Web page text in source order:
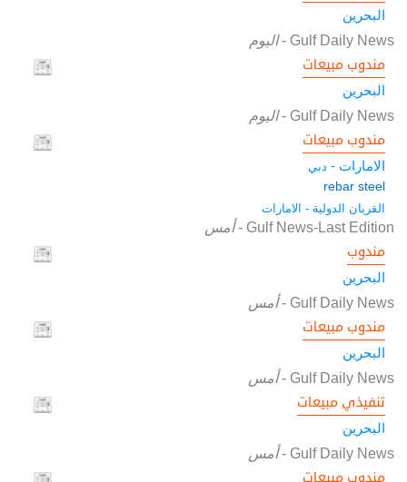
البحرين
Gulf Daily News
-اليوم
مندوب مبيعات
البحرين
Gulf Daily News
-اليوم
مندوب مبيعات
الامارات - دبي
rebar steel
القريان الدولية - الامارات
Gulf News-Last Edition
-أمس
مندوب
البحرين
Gulf Daily News
-أمس
مندوب مبيعات
البحرين
Gulf Daily News
-أمس
تنفيذي مبيعات
البحرين
Gulf Daily News
-أمس
مندوب مبيعات